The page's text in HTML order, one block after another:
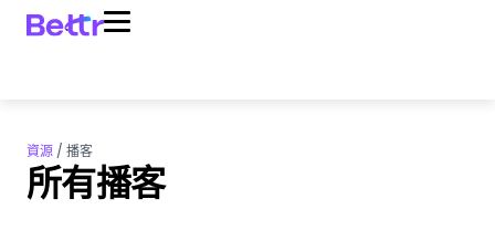
資源 / 播客
所有播客